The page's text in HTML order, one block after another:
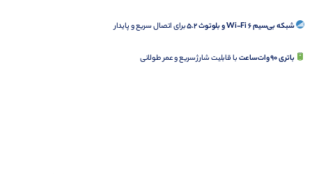
شبکه بی‌سیم Wi-Fi 6 و بلوتوث 5.2 برای اتصال سریع و پایدار
باتری 90 وات‌ساعت با قابلیت شارژ سریع و عمر طولانی